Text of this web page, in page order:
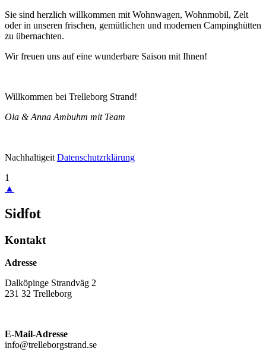
Sie sind herzlich willkommen mit Wohnwagen, Wohnmobil, Zelt
oder in unseren frischen, gemütlichen und modernen Campinghütten
zu übernachten.
Wir freuen uns auf eine wunderbare Saison mit Ihnen!
Willkommen bei Trelleborg Strand!
Ola & Anna Ambuhm mit Team
Nachhaltigeit Datenschutzrklärung
1
▲
Sidfot
Kontakt
Adresse
Dalköpinge Strandväg 2
231 32 Trelleborg
E-Mail-Adresse
info@trelleborgstrand.se